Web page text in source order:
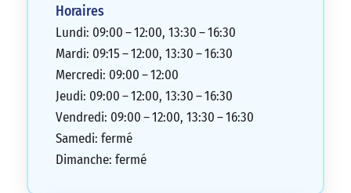
Horaires
Lundi: 09:00 – 12:00, 13:30 – 16:30
Mardi: 09:15 – 12:00, 13:30 – 16:30
Mercredi: 09:00 – 12:00
Jeudi: 09:00 – 12:00, 13:30 – 16:30
Vendredi: 09:00 – 12:00, 13:30 – 16:30
Samedi: fermé
Dimanche: fermé